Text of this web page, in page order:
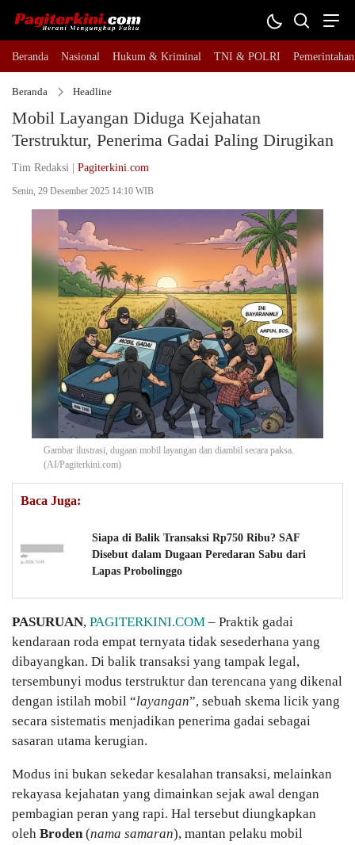
Beranda Nasional Hukum & Kriminal TNI & POLRI Pemerintahan
Beranda Headline
Mobil Layangan Diduga Kejahatan
Terstruktur, Penerima Gadai Paling Dirugikan
Tim Redaksi | Pagiterkini.com
Senin, 29 Desember 2025 14:10 WIB
Gambar ilustrasi, dugaan mobil layangan dan diambil secara paksa.
(AI/Pagiterkini.com)
Baca Juga:
Siapa di Balik Transaksi Rp750 Ribu? SAF
Disebut dalam Dugaan Peredaran Sabu dari
Lapas Probolinggo
PASURUAN, PAGITERKINI.COM – Praktik gadai
kendaraan roda empat ternyata tidak sesederhana yang
dibayangkan. Di balik transaksi yang tampak legal,
tersembunyi modus terstruktur dan terencana yang dikenal
dengan istilah mobil “layangan”, sebuah skema licik yang
secara sistematis menjadikan penerima gadai sebagai
sasaran utama kerugian.
Modus ini bukan sekedar kesalahan transaksi, melainkan
rekayasa kejahatan yang dimainkan sejak awal dengan
pembagian peran yang rapi. Hal tersebut diungkapkan
oleh Broden(nama samaran), mantan pelaku mobil